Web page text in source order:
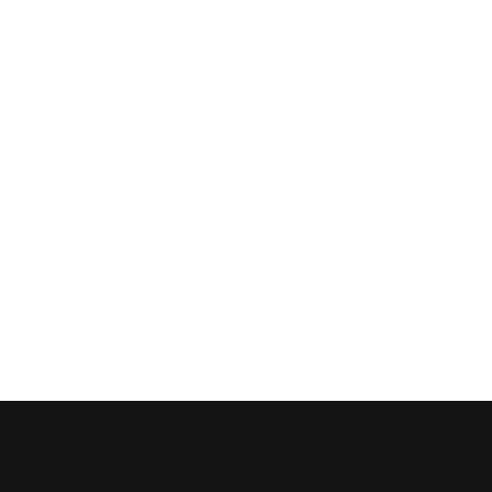
Personnalisez vos préférences pour